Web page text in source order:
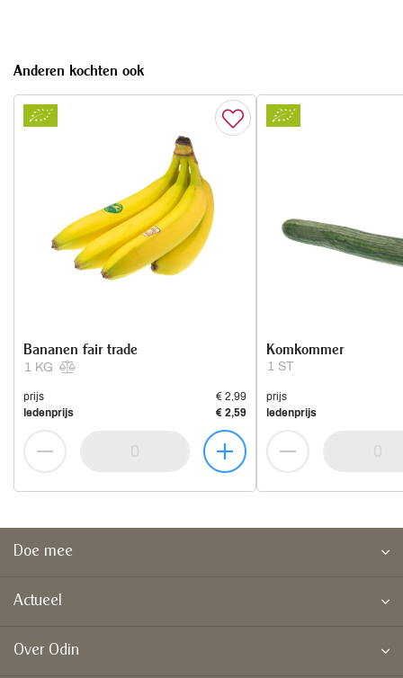
Anderen kochten ook
1 KG
Bananen fair trade
prijs
€ 2,99
ledenprijs
€ 2,59
1 ST
Komkommer
prijs
ledenprijs
Doe mee
Actueel
Over Odin